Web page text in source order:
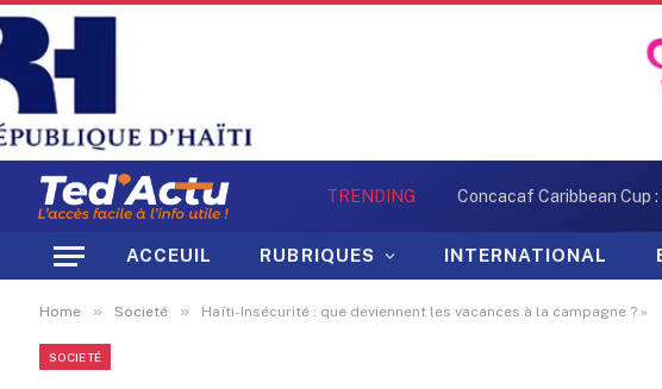
TRENDING
ACCEUIL RUBRIQUES INTERNATIONAL
Home » Societé » Haïti-Insécurité : que deviennent les vacances à la campagne ? »
SOCIETÉ